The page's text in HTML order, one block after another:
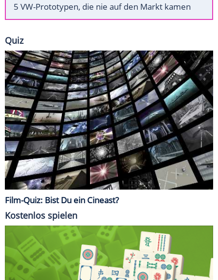
5 VW-Prototypen, die nie auf den Markt kamen
Quiz
Film-Quiz: Bist Du ein Cineast?
Kostenlos spielen